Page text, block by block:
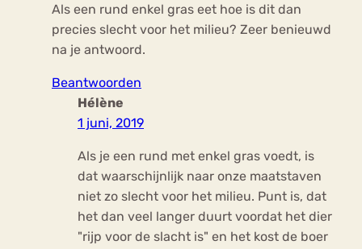
Als een rund enkel gras eet hoe is dit dan
precies slecht voor het milieu? Zeer benieuwd
na je antwoord.
Beantwoorden
Hélène
1 juni, 2019
Als je een rund met enkel gras voedt, is
dat waarschijnlijk naar onze maatstaven
niet zo slecht voor het milieu. Punt is, dat
het dan veel langer duurt voordat het dier
"rijp voor de slacht is" en het kost de boer